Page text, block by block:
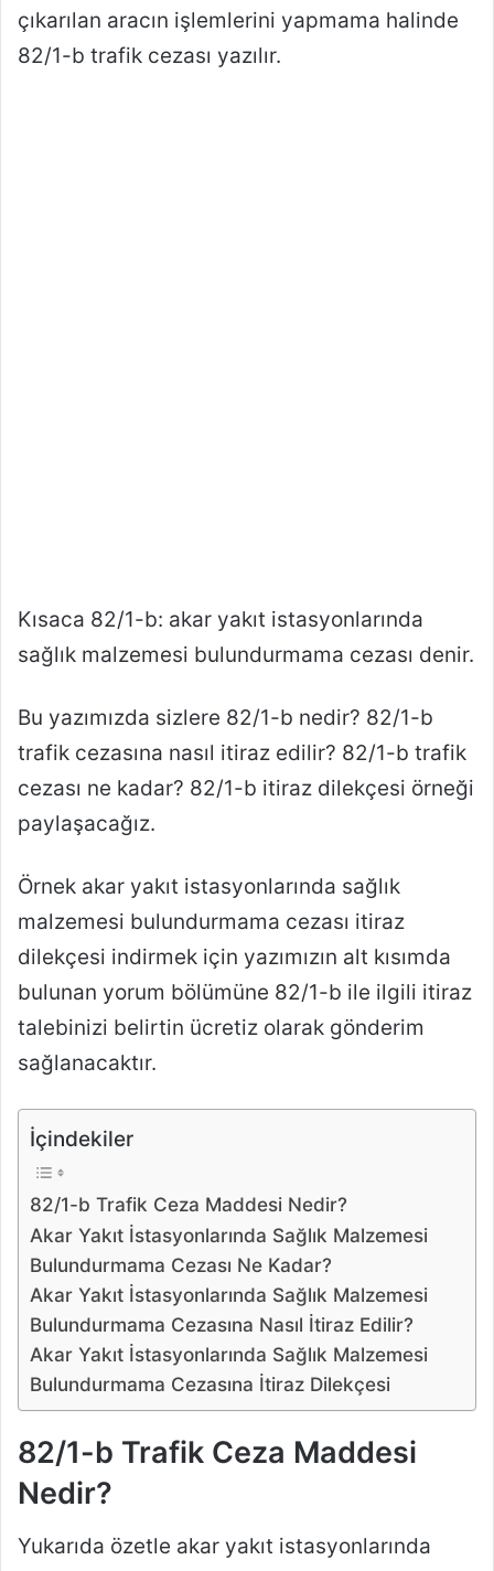
çıkarılan aracın işlemlerini yapmama halinde
82/1-b trafik cezası yazılır.
Kısaca 82/1-b: akar yakıt istasyonlarında
sağlık malzemesi bulundurmama cezası denir.
Bu yazımızda sizlere 82/1-b nedir? 82/1-b
trafik cezasına nasıl itiraz edilir? 82/1-b trafik
cezası ne kadar? 82/1-b itiraz dilekçesi örneği
paylaşacağız.
Örnek akar yakıt istasyonlarında sağlık
malzemesi bulundurmama cezası itiraz
dilekçesi indirmek için yazımızın alt kısımda
bulunan yorum bölümüne 82/1-b ile ilgili itiraz
talebinizi belirtin ücretiz olarak gönderim
sağlanacaktır.
İçindekiler
82/1-b Trafik Ceza Maddesi Nedir?
Akar Yakıt İstasyonlarında Sağlık Malzemesi
Bulundurmama Cezası Ne Kadar?
Akar Yakıt İstasyonlarında Sağlık Malzemesi
Bulundurmama Cezasına Nasıl İtiraz Edilir?
Akar Yakıt İstasyonlarında Sağlık Malzemesi
Bulundurmama Cezasına İtiraz Dilekçesi
82/1-b Trafik Ceza Maddesi
Nedir?
Yukarıda özetle akar yakıt istasyonlarında